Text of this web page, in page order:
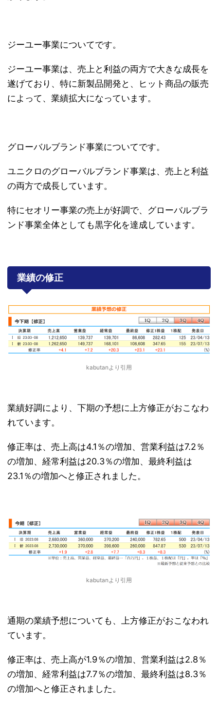
ジーユー事業についてです。
ジーユー事業は、売上と利益の両方で大きな成長を
遂げており、特に新製品開発と、ヒット商品の販売
によって、業績拡大になっています。
グローバルブランド事業についてです。
ユニクロのグローバルブランド事業は、売上と利益
の両方で成長しています。
特にセオリー事業の売上が好調で、グローバルブラ
ンド事業全体としても黒字化を達成しています。
業績の修正
kabutanより引用
業績好調により、下期の予想に上方修正がおこなわ
れています。
修正率は、売上高は4.1％の増加、営業利益は7.2％
の増加、経常利益は20.3％の増加、最終利益は
23.1％の増加へと修正されました。
kabutanより引用
通期の業績予想についても、上方修正がおこなわれ
ています。
修正率は、売上高が1.9％の増加、営業利益は2.8％
の増加、経常利益は7.7％の増加、最終利益は8.3％
の増加へと修正されました。